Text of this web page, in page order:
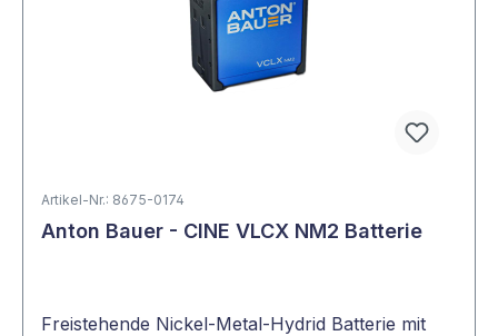
Artikel-Nr.: 8675-0174
Anton Bauer - CINE VLCX NM2 Batterie
Freistehende Nickel-Metal-Hydrid Batterie mit